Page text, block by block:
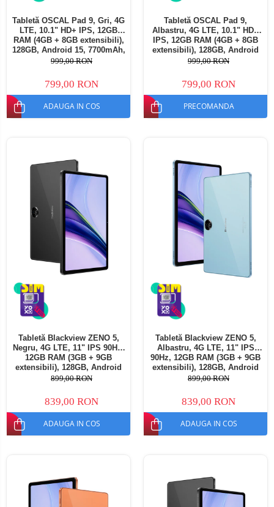
Tabletă OSCAL Pad 9, Gri, 4G
LTE, 10.1" HD+ IPS, 12GB
RAM (4GB + 8GB extensibili),
128GB, Android 15, 7700mAh,
Dual SIM
999,00 RON
799,00 RON
ADAUGA IN COS
Tabletă OSCAL Pad 9,
Albastru, 4G LTE, 10.1" HD+
IPS, 12GB RAM (4GB + 8GB
extensibili), 128GB, Android
15, 7700mAh, Dual SIM
999,00 RON
799,00 RON
PRECOMANDA
Tabletă Blackview ZENO 5,
Negru, 4G LTE, 11" IPS 90Hz,
12GB RAM (3GB + 9GB
extensibili), 128GB, Android
16, Unisoc T7250, 8300mAh,
SIM
899,00 RON
839,00 RON
ADAUGA IN COS
Tabletă Blackview ZENO 5,
Albastru, 4G LTE, 11" IPS
90Hz, 12GB RAM (3GB + 9GB
extensibili), 128GB, Android
16, Unisoc T7250, 8300mAh,
SIM
899,00 RON
839,00 RON
ADAUGA IN COS